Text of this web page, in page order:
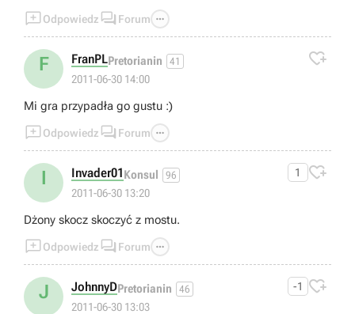
Odpowiedz  Forum 
F FranPLPretorianin 41
2011-06-30 14:00

Mi gra przypadła go gustu :)
Odpowiedz  Forum 
I Invader01Konsul 96
2011-06-30 13:20
1 
Dżony skocz skoczyć z mostu.
Odpowiedz  Forum 
J JohnnyDPretorianin 46
2011-06-30 13:03
-1 